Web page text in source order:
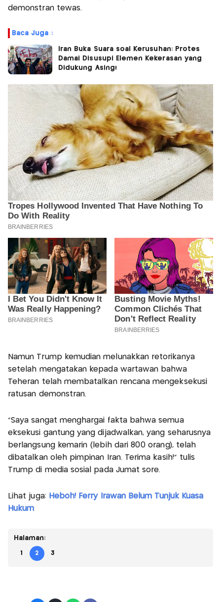
demonstran tewas.
Baca Juga :
Iran Buka Suara soal Kerusuhan: Protes
Damai Disusupi Elemen Kekerasan yang
Didukung Asing!
Namun Trump kemudian melunakkan retorikanya
setelah mengatakan kepada wartawan bahwa
Teheran telah membatalkan rencana mengeksekusi
ratusan demonstran.
“Saya sangat menghargai fakta bahwa semua
eksekusi gantung yang dijadwalkan, yang seharusnya
berlangsung kemarin (lebih dari 800 orang), telah
dibatalkan oleh pimpinan Iran. Terima kasih!” tulis
Trump di media sosial pada Jumat sore.
Lihat juga: Heboh! Ferry Irawan Belum Tunjuk Kuasa
Hukum
Halaman:
1 2 3